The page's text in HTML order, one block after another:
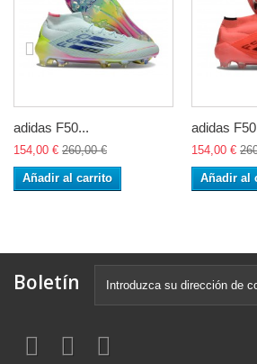
adidas F50...
154,00 € 260,00 €
Añadir al carrito
adidas
154,00 €
Añadir al
Boletín